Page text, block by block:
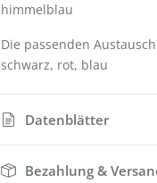
himmelblau
Die passenden
schwarz, rot, blau
Datenblätter
Bezahlung &